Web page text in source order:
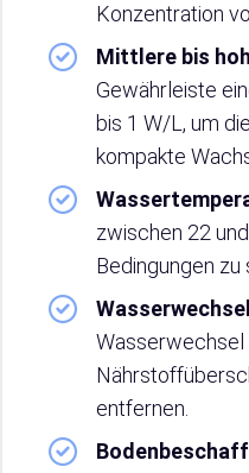
Konzentration
Mittlere bis
Gewährleiste
bis 1 W/L, um
kompakte
zwischen 22
Bedingungen zu
Wasserwechsel
Wasserwechsel
entfernen.